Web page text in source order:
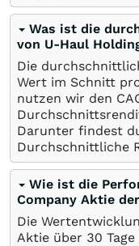
Was ist die
von U-Haul
Die
Wert im Schnitt
nutzen wir den
Darunter findest
Durchschnittliche
Wie ist die
Company Aktie
Die
Aktie über 30